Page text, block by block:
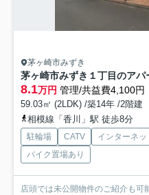
茅ヶ崎市みずき
茅ヶ崎市みずき１丁目のアパ
8.1万円 管理/共益費4,100円
59.03㎡ (2LDK) /築14年 /2階建
相模線「香川」駅 徒歩8分
駐輪場 CATV インターネ
バイク置場あり
店頭では未公開物件のご紹介も可